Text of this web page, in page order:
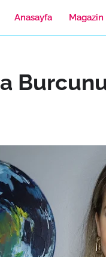
Anasayfa Magazin